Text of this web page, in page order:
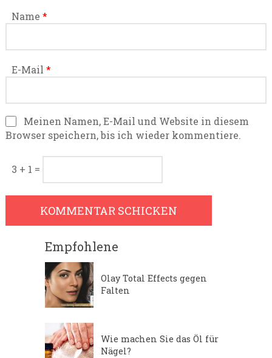
Name *
E-Mail *
Meinen Namen, E-Mail und Website in diesem
Browser speichern, bis ich wieder kommentiere.
3 + 1 =
Empfohlene
Olay Total Effects gegen
Falten
Wie machen Sie das Öl für
Nägel?